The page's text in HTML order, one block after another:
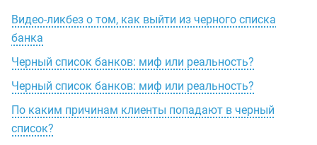
Видео-ликбез о том, как выйти из черного списка
банка
Черный список банков: миф или реальность?
Черный список банков: миф или реальность?
По каким причинам клиенты попадают в черный
список?